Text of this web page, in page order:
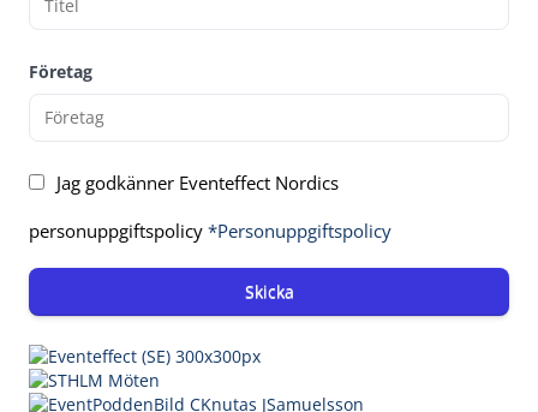
Företag
Jag godkänner Eventeffect Nordics
personuppgiftspolicy *Personuppgiftspolicy
Skicka